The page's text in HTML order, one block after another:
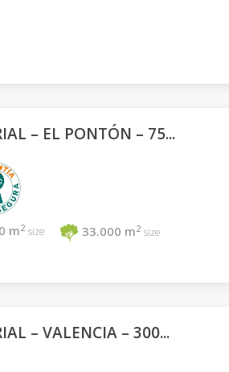
– EL PONTÓN – 75...
m2 size 33.000 m2 size
– VALENCIA – 300...